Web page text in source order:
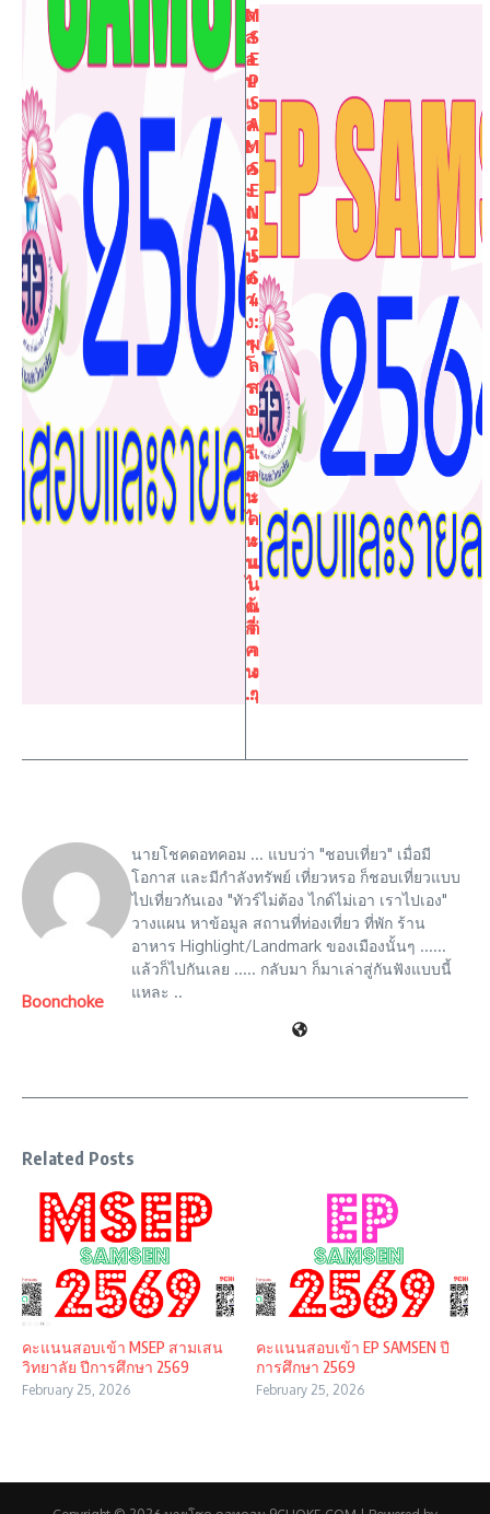
ล
ส
อ
บ
แ
ล
ะ
ค
ะ
แ
น
น
ต่
า
ง
ๆ
โ
ร
ง
เ
รี
ย
น
ไ
ห
น
ไ
ด้
กี่
ค
น
…
M
S
E
P
S
A
M
S
E
N
2
5
6
4
:
ผ
ล
ส
อ
บ
แ
ล
ะ
ค
ะ
แ
น
น
ต่
า
ง
ๆ
Boonchoke
นายโชคดอทคอม ... แบบว่า "ชอบเที่ยว" เมื่อมี
โอกาส และมีกำลังทรัพย์ เที่ยวหรอ ก็ชอบเที่ยวแบบ
ไปเที่ยวกันเอง "ทัวร์ไม่ต้อง ไกด์ไม่เอา เราไปเอง"
วางแผน หาข้อมูล สถานที่ท่องเที่ยว ที่พัก ร้าน
อาหาร Highlight/Landmark ของเมืองนั้นๆ ......
แล้วก็ไปกันเลย ..... กลับมา ก็มาเล่าสู่กันฟังแบบนี้
แหละ ..
Related Posts
คะแนนสอบเข้า MSEP สามเสน
วิทยาลัย ปีการศึกษา 2569
February 25, 2026
คะแนนสอบเข้า EP SAMSEN ปี
การศึกษา 2569
February 25, 2026